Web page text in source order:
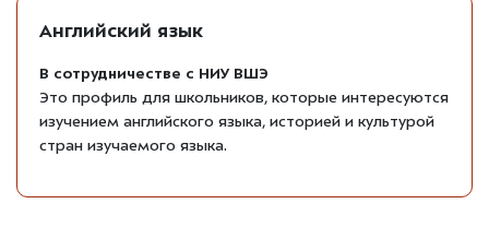
Английский язык
В сотрудничестве с НИУ ВШЭ
Это профиль для школьников, которые интересуются
изучением английского языка, историей и культурой
стран изучаемого языка.